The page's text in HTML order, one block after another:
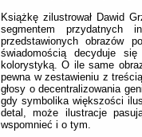
Książkę zilustrował Dawid
segmentem przydatnych
przedstawionych obrazów
świadomością decyduje
kolorystyką. O ile same
pewna w zestawieniu z
głosy o decentralizowania
gdy symbolika większości
detal, może ilustracje
wspomnieć i o tym.